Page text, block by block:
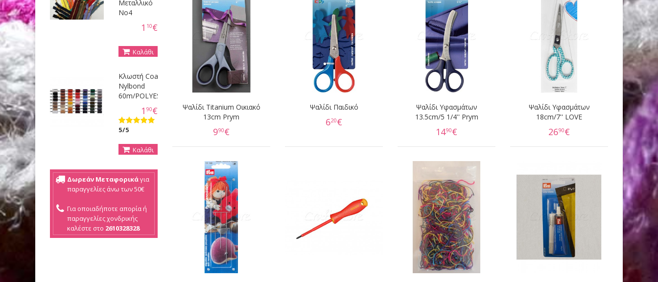
Ψαλίδι Titanium Οικιακό
13cm Prym
990€
Ψαλίδι Παιδικό
620€
Ψαλίδι Υφασμάτων
13.5cm/5 1/4'' Prym
1490€
Ψαλίδι Υφασμάτων
18cm/7'' LOVE
2690€
Μεταλλικό
Νο4
1 10€
Καλάθι
Κλωστή Coats
Nylbond
60m/POLYESTER
1 90€
5/5
Καλάθι
Δωρεάν Μεταφορικάγια
παραγγελίες άνω των 50€
Για οποιαδήποτε απορία ή
παραγγελίες χονδρικής
καλέστε στο 2610328328